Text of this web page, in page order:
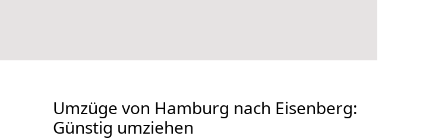
Umzüge von Hamburg nach Eisenberg:
Günstig umziehen